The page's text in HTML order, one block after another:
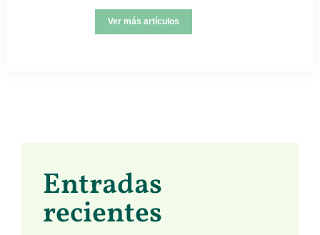
Ver más artículos
Entradas
recientes